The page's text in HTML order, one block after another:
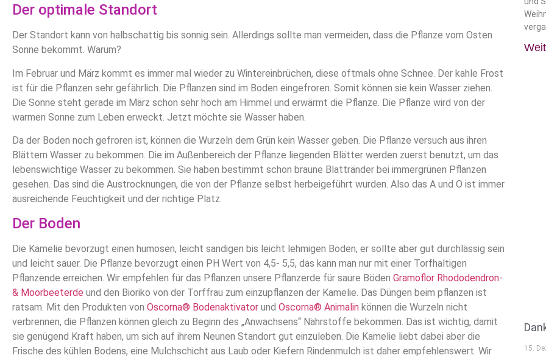
Der optimale Standort
Der Standort kann von halbschattig bis sonnig sein. Allerdings sollte man vermeiden, dass die Pflanze vom Osten
Sonne bekommt. Warum?
Im Februar und März kommt es immer mal wieder zu Wintereinbrüchen, diese oftmals ohne Schnee. Der kahle Frost
ist für die Pflanzen sehr gefährlich. Die Pflanzen sind im Boden eingefroren. Somit können sie kein Wasser ziehen.
Die Sonne steht gerade im März schon sehr hoch am Himmel und erwärmt die Pflanze. Die Pflanze wird von der
warmen Sonne zum Leben erweckt. Jetzt möchte sie Wasser haben.
Da der Boden noch gefroren ist, können die Wurzeln dem Grün kein Wasser geben. Die Pflanze versuch aus ihren
Blättern Wasser zu bekommen. Die im Außenbereich der Pflanze liegenden Blätter werden zuerst benutzt, um das
lebenswichtige Wasser zu bekommen. Sie haben bestimmt schon braune Blattränder bei immergrünen Pflanzen
gesehen. Das sind die Austrocknungen, die von der Pflanze selbst herbeigeführt wurden. Also das A und O ist immer
ausreichende Feuchtigkeit und der richtige Platz.
Der Boden
Die Kamelie bevorzugt einen humosen, leicht sandigen bis leicht lehmigen Boden, er sollte aber gut durchlässig sein
und leicht sauer. Die Pflanze bevorzugt einen PH Wert von 4,5- 5,5, das kann man nur mit einer Torfhaltigen
Pflanzende erreichen. Wir empfehlen für das Pflanzen unsere Pflanzerde für saure Böden Gramoflor Rhododendron-
& Moorbeeterde und den Bioriko von der Torffrau zum einzupflanzen der Kamelie. Das Düngen beim pflanzen ist
ratsam. Mit den Produkten von Oscorna® Bodenaktivator und Oscorna® Animalin können die Wurzeln nicht
verbrennen, die Pflanzen können gleich zu Beginn des „Anwachsens“ Nährstoffe bekommen. Das ist wichtig, damit
sie genügend Kraft haben, um sich auf ihrem Neunen Standort gut einzuleben. Die Kamelie liebt dabei aber die
Frische des kühlen Bodens, eine Mulchschicht aus Laub oder Kiefern Rindenmulch ist daher empfehlenswert. Wir
15.